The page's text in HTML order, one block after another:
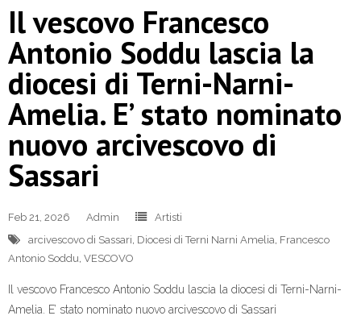
Il vescovo Francesco
Antonio Soddu lascia la
diocesi di Terni-Narni-
Amelia. E’ stato nominato
nuovo arcivescovo di
Sassari
Feb 21, 2026 Admin
Artisti
arcivescovo di Sassari Diocesi di Terni Narni Amelia Francesco
Antonio Soddu VESCOVO
Il vescovo Francesco Antonio Soddu lascia la diocesi di Terni-Narni-
Amelia. E’ stato nominato nuovo arcivescovo di Sassari